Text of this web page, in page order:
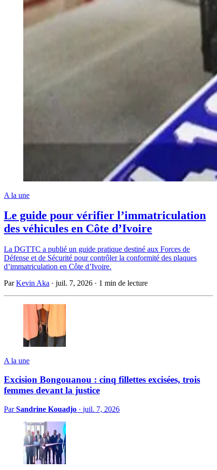
A la une
Le guide pour vérifier l’immatriculation
des véhicules en Côte d’Ivoire
La DGTTC a publié un guide pratique destiné aux Forces de
Défense et de Sécurité pour contrôler la conformité des plaques
d’immatriculation en Côte d’Ivoire.
ParKevin Aka · juil. 7, 2026 · 1 min de lecture
A la une
Excision Bongouanou : cinq fillettes excisées, trois
femmes devant la justice
ParSandrine Kouadjo · juil. 7, 2026